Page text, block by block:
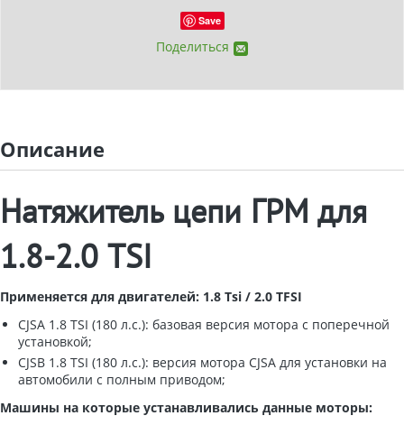
Save
Поделиться
Описание
Натяжитель цепи ГРМ для
1.8-2.0 TSI
Применяется для двигателей: 1.8 Tsi / 2.0 TFSI
CJSA 1.8 TSI (180 л.с.): базовая версия мотора с поперечной
установкой;
CJSB 1.8 TSI (180 л.с.): версия мотора CJSA для установки на
автомобили с полным приводом;
Машины на которые устанавливались данные моторы: